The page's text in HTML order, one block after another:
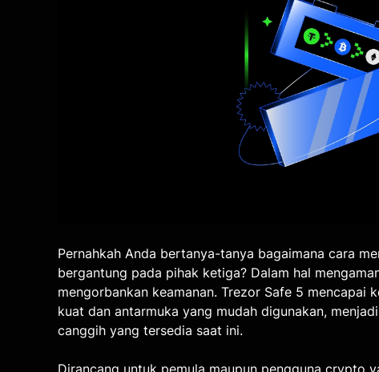
Pernahkah Anda bertanya-tanya bagaimana cara
bergantung pada pihak ketiga? Dalam hal
mengorbankan keamanan. Trezor Safe 5 mencapai
kuat dan antarmuka yang mudah digunakan,
canggih yang tersedia saat ini.
Dirancang untuk pemula maupun pengguna crypto